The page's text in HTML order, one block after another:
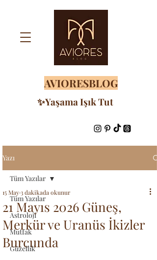
AVIORESBLOG
✨Yaşama Işık Tut
Yazı
Tüm Yazılar
Astroloji
Mutfak
Güzellik
Tüm Yazılar
21 Mayıs 2026 Güneş,
Merkür ve Uranüs İkizler
Burcunda
15 May3 dakikada okunur